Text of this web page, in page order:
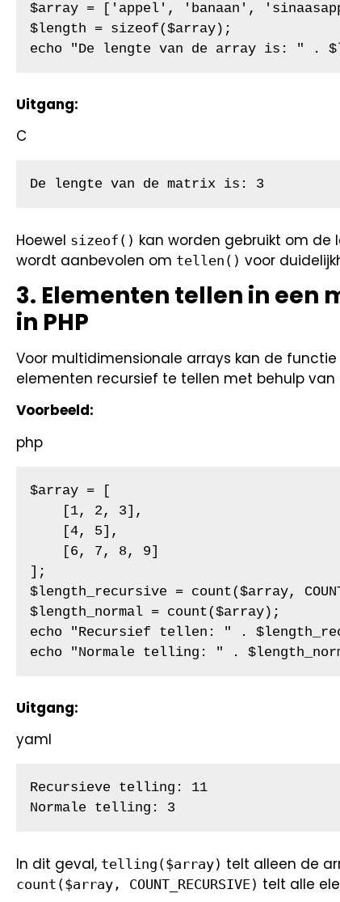
$array = ['appel', 'banaan',
$length = sizeof($array);
echo "De lengte van de array is: " .
Uitgang:
C
De lengte van de matrix is: 3
Hoewel sizeof() kan worden gebruikt om de
wordt aanbevolen om tellen() voor
3. Elementen tellen in
in PHP
Voor multidimensionale arrays kan de
elementen recursief te tellen met behulp van
Voorbeeld:
php
$array = [
];
$length_recursive = count($array,
$length_normal = count($array);
echo "Recursief tellen: " .
echo "Normale telling: " .
Uitgang:
yaml
Recursieve telling: 11
Normale telling: 3
In dit geval, telling($array) telt alleen de
count($array, COUNT_RECURSIVE) telt alle